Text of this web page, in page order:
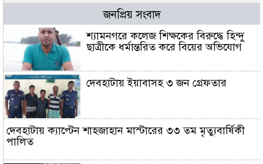
জনপ্রিয় সংবাদ
শ্যামনগরে কলেজ শিক্ষকের বিরুদ্ধে হিন্দু
ছাত্রীকে ধর্মান্তরিত করে বিয়ের অভিযোগ
দেবহাটায় ইয়াবাসহ ৩ জন গ্রেফতার
দেবহাটায় ক্যাপ্টেন শাহজাহান মাস্টারের ৩৩ তম মৃত্যুবার্ষিকী
পালিত